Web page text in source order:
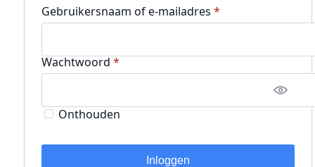
Gebruikersnaam of e-mailadres *
Wachtwoord *Vereist
Onthouden
Inloggen